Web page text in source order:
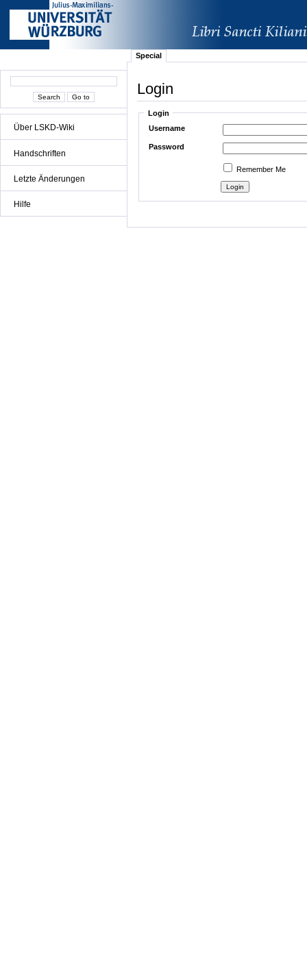
Über LSKD-Wiki
Handschriften
Letzte Änderungen
Hilfe
Special
Login
Login
Username
Password
Remember Me